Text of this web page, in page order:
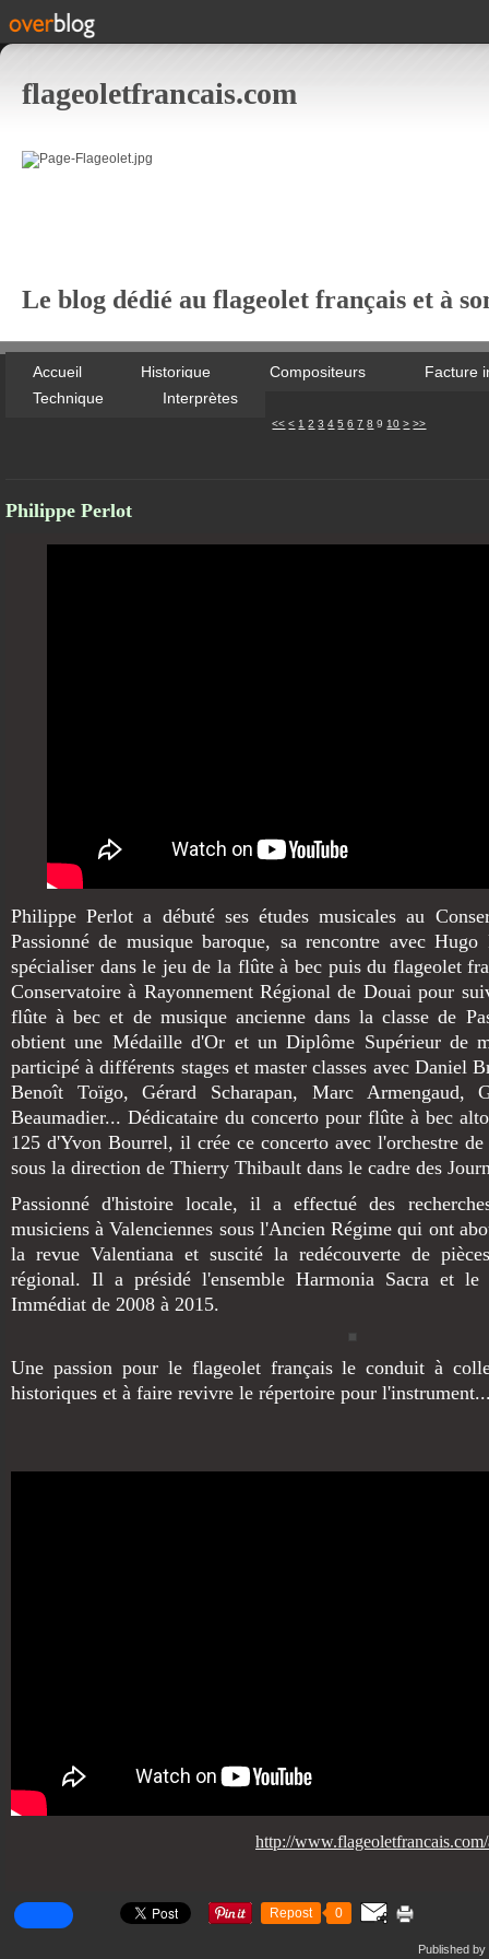
flageoletfrancais.com
Le blog dédié au flageolet français et à
Accueil Historique Compositeurs
Facture
Technique
Interprètes
<< < 1 2 3 4 5 6 7 8 9 10 20
30
40
50
> >>
Philippe Perlot
Philippe Perlot a débuté ses études musicales au
Passionné de musique baroque, sa rencontre avec
spécialiser dans le jeu de la flûte à bec puis du flageolet
Conservatoire à Rayonnement Régional de Douai pour
flûte à bec et de musique ancienne dans la classe de
obtient une Médaille d'Or et un Diplôme Supérieur de
participé à différents stages et master classes avec Daniel
Benoît Toïgo, Gérard Scharapan, Marc Armengaud,
Beaumadier... Dédicataire du concerto pour flûte à bec
125 d'Yvon Bourrel, il crée ce concerto avec l'orchestre de
sous la direction de Thierry Thibault dans le cadre des
Passionné d'histoire locale, il a effectué des
musiciens à Valenciennes sous l'Ancien Régime qui ont
la revue Valentiana et suscité la redécouverte de
régional. Il a présidé l'ensemble Harmonia Sacra et le
Immédiat de 2008 à 2015.
Une passion pour le flageolet français le conduit à
historiques et à faire revivre le répertoire pour
http://
Repost 0
Published